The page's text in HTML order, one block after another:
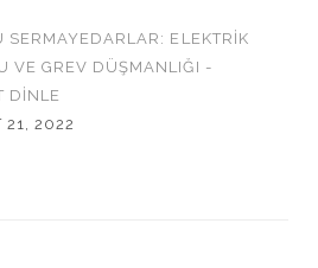
SERMAYEDARLAR: ELEKTRİK
VE GREV DÜŞMANLIĞI -
DINLE
21, 2022